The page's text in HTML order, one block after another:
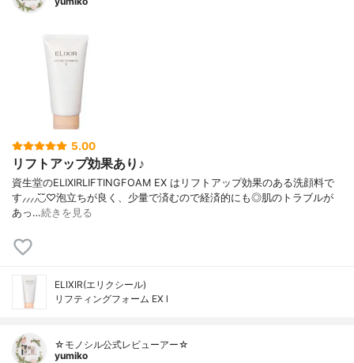
5.00
リフトアップ効果あり♪
資生堂のELIXIRLIFTINGFOAM EX はリフトアップ効果のある洗顔料で
す⸝⸝⸝⸝◟̆◞̆♡泡立ちが良く、少量で済むので経済的にも◎肌のトラブルが
あっ…続きを見る
ELIXIR(エリクシール)
リフティングフォーム EX l
☆モノシル公式レビューアー☆
yumiko